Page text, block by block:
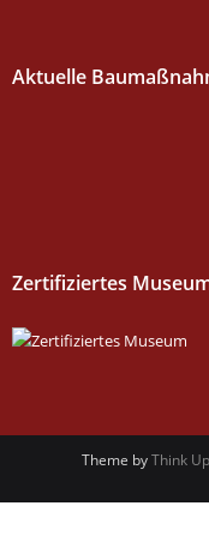
Aktuelle
Zertifiziertes
Theme byThink